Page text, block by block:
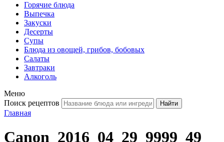
Горячие блюда
Выпечка
Закуски
Десерты
Супы
Блюда из овощей, грибов, бобовых
Салаты
Завтраки
Алкоголь
Меню
Поиск рецептов
Главная
Canon_2016_04_29_9999_49